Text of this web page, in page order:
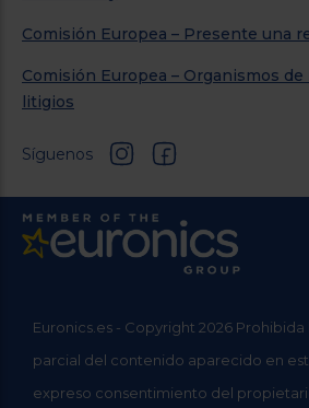
Comisión Europea – Presente una
Comisión Europea – Organismos
litigios
Síguenos
Euronics.es - Copyright 2026
parcial del contenido aparecido en
expreso consentimiento del